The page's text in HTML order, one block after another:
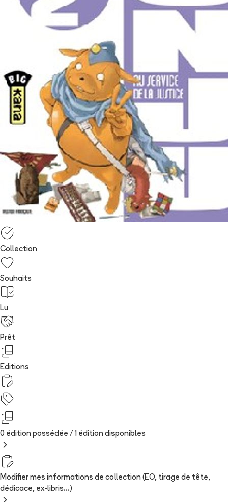
Collection
Souhaits
Lu
Prêt
Editions
0 édition possédée / 1 édition disponibles
Modifier mes informations de collection (EO, tirage de tête,
dédicace, ex-libris...)